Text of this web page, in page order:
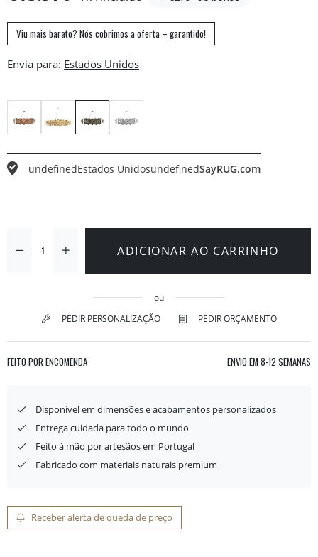
Viu mais barato? Nós cobrimos a oferta – garantido!
Envia para:
undefinedEstados UnidosundefinedSayRUG.com
ADICIONAR AO CARRINHO
ou
PEDIR PERSONALIZAÇÃO
PEDIR ORÇAMENTO
FEITO POR ENCOMENDA ENVIO EM 8-12 SEMANAS
Disponível em dimensões e acabamentos personalizados
Entrega cuidada para todo o mundo
Feito à mão por artesãos em Portugal
Fabricado com materiais naturais premium
Receber alerta de queda de preço